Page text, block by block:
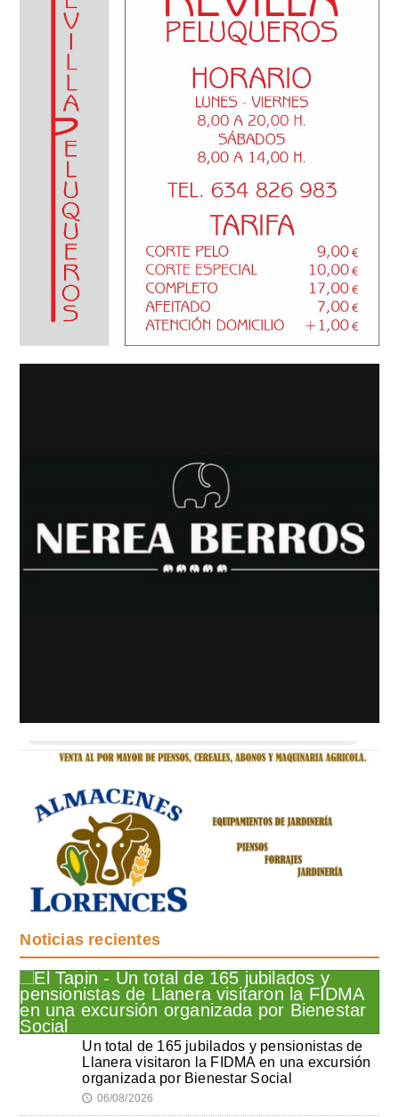
Noticias recientes
Un total de 165 jubilados y pensionistas de
Llanera visitaron la FIDMA en una excursión
organizada por Bienestar Social
🕔 06/08/2026